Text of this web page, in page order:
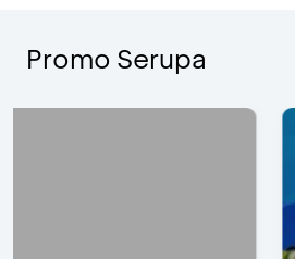
Promo Serupa